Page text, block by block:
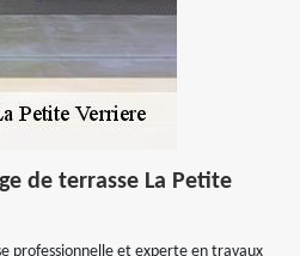
de terrasse La Petite
professionnelle et experte en travaux